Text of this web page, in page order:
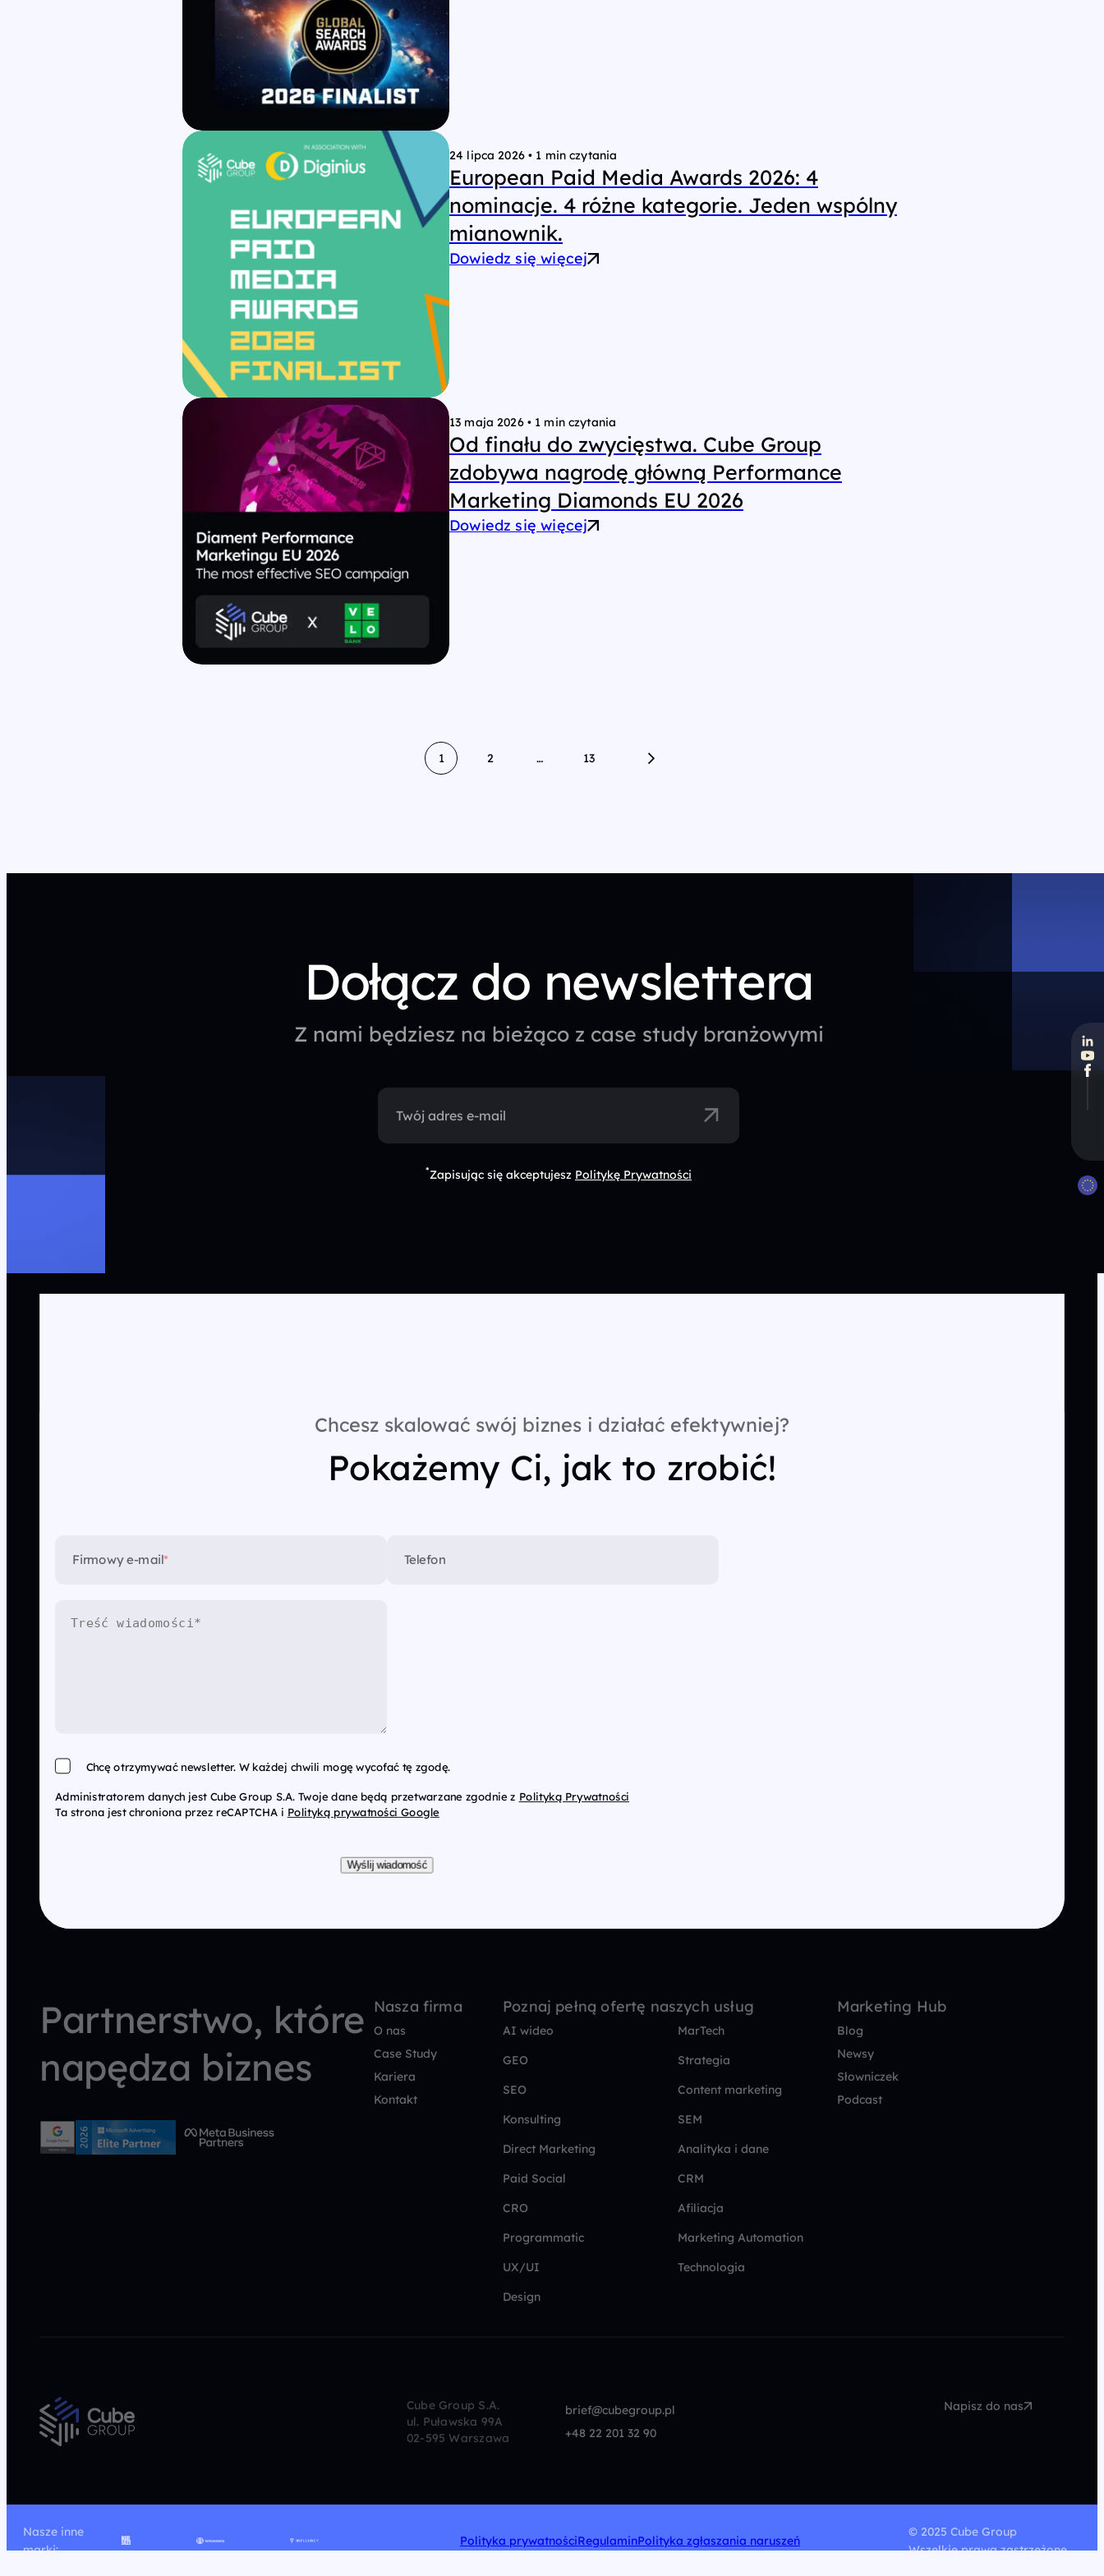
24 lipca 2026 • 1 min czytania
European Paid Media Awards 2026: 4
nominacje. 4 różne kategorie. Jeden wspólny
mianownik.
Dowiedz się więcej
13 maja 2026 • 1 min czytania
Od finału do zwycięstwa. Cube Group
zdobywa nagrodę główną Performance
Marketing Diamonds EU 2026
Dowiedz się więcej
1 2 … 13
Dołącz do newslettera
Z nami będziesz na bieżąco z case study branżowymi
Twój adres e-mail
*Zapisując się akceptujesz Politykę Prywatności
Chcesz skalować swój biznes i działać efektywniej?
Pokażemy Ci, jak to zrobić!
Firmowy e-mail* Telefon
Chcę otrzymywać newsletter. W każdej chwili mogę wycofać tę zgodę.
Administratorem danych jest Cube Group S.A. Twoje dane będą przetwarzane zgodnie z Polityką Prywatności
Ta strona jest chroniona przez reCAPTCHA i Polityką prywatności Google
Wyślij wiadomość
Partnerstwo, które
napędza biznes
Nasza firma
O nas
Case Study
Kariera
Kontakt
Poznaj pełną ofertę naszych usług
AI wideo
MarTech
GEO
Strategia
SEO
Content marketing
Konsulting
SEM
Direct Marketing
Analityka i dane
Paid Social
CRM
CRO
Afiliacja
Programmatic
Marketing Automation
UX/UI
Technologia
Design
Marketing Hub
Blog
Newsy
Słowniczek
Podcast
Cube Group S.A.
ul. Puławska 99A
02-595 Warszawa
brief@cubegroup.pl
+48 22 201 32 90
Napisz do nas
Nasze inne
marki:
Polityka prywatnościRegulaminPolityka zgłaszania naruszeń
© 2025 Cube Group
Wszelkie prawa zastrzeżone